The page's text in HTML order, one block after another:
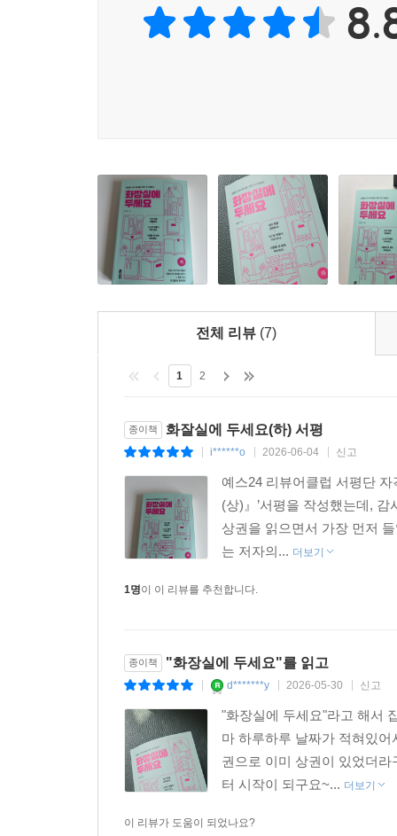
책을 따라가다 보면, 큰 변화보다 먼저 감각의 변
전체 리뷰 (7)
1 2
종이책 화잘실에 두세요(하) 서평
i******o 2026-06-04 신고
예스24 리뷰어클럽 서평단
(상)』’서평을 작성했는데,
상권을 읽으면서 가장 먼저
는 저자의... 더보기
1명이 이 리뷰를 추천합니다.
종이책 "화장실에 두세요"를 읽고
d*******y 2026-05-30 신고
"화장실에 두세요"라고 해서
마 하루하루 날짜가 적혀있
권으로 이미 상권이 있었더
터 시작이 되구요~... 더보기
이 리뷰가 도움이 되었나요?